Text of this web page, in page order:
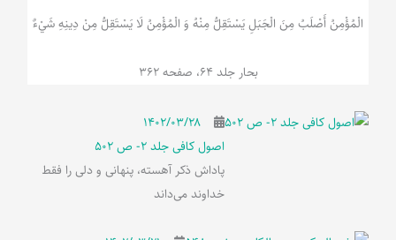
الْمُؤْمِنُ‌ أَصْلَبُ‌ مِنَ‌ الْجَبَلِ‌ یَسْتَقِلُّ مِنْهُ وَ الْمُؤْمِنُ لَا يَسْتَقِلُّ مِنْ دِينِهِ شَيْ‌ءٌ
بحار جلد 64، صفحه 362
۱۴۰۲/۰۳/۲۸
اصول کافی جلد 2- ص 502
پاداش ذکر آهسته، پنهانی و دلی را فقط
خداوند می‌داند